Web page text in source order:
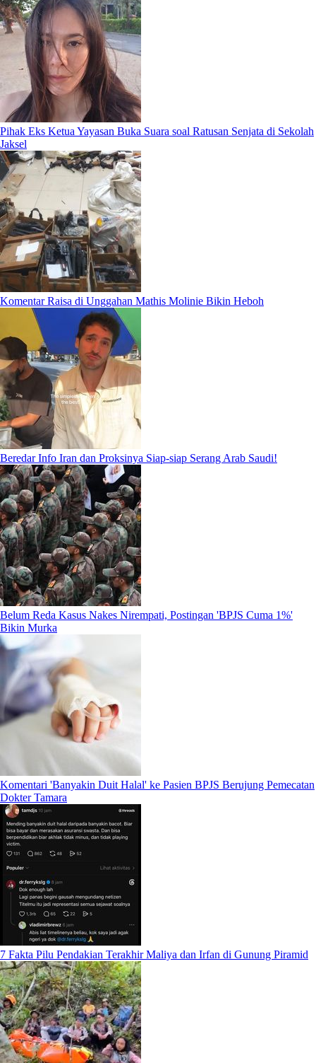
Pihak Eks Ketua Yayasan Buka Suara soal Ratusan Senjata di Sekolah
Jaksel
Komentar Raisa di Unggahan Mathis Molinie Bikin Heboh
Beredar Info Iran dan Proksinya Siap-siap Serang Arab Saudi!
Belum Reda Kasus Nakes Nirempati, Postingan 'BPJS Cuma 1%'
Bikin Murka
Komentari 'Banyakin Duit Halal' ke Pasien BPJS Berujung Pemecatan
Dokter Tamara
7 Fakta Pilu Pendakian Terakhir Maliya dan Irfan di Gunung Piramid